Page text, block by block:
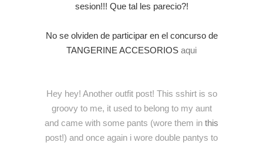
sesion!!! Que tal les parecio?!
No se olviden de participar en el concurso de
TANGERINE ACCESORIOS aqui
Hey hey! Another outfit post! This sshirt is so
groovy to me, it used to belong to my aunt
and came with some pants (wore them in this
post!) and once again i wore double pantys to